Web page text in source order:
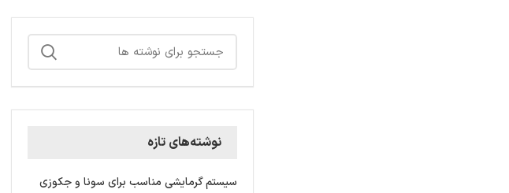
نوشته‌های تازه
سیستم گرمایشی مناسب برای سونا و جکوزی